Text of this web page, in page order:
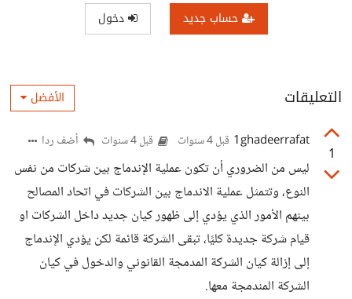
حساب جديد دخول
التعليقات الأفضل
1
1ghadeerrafat قبل 4 سنوات قبل 4 سنوات أضف ردا
ليس من الضروري أن تكون عملية الإندماج بين شركات من نفس
النوع، وتتمثل عملية الاندماج بين الشركات في اتحاد المصالح
بينهم الأمور الذي يؤدي إلى ظهور كيان جديد داخل الشركات او
قيام شركة جديدة كليًا، تبقى الشركة قائمة لكن يؤدي الإندماج
إلى إزالة كيان الشركة المدمجة القانوني والدخول في كيان
الشركة المندمجة معها.